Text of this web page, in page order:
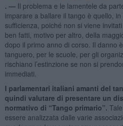
. — Il problema e le lamentele da
imparare a ballare il tango è quello,
sufficienza, poiché non si viene
ben fatti, motivo per altro, della
dopo il primo anno di corso. Il danno
tanguero, per le scuole, per gli
rischiano l’estinzione se non si
immediati.
I parlamentari italiani amanti del
quindi valutare di presentare un
normativo di “Tango primario”.
essere analizzata dalle varie